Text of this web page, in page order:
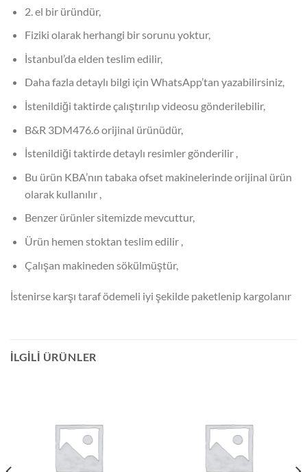
2. el bir üründür,
Fiziki olarak herhangi bir sorunu yoktur,
İstanbul’da elden teslim edilir,
Daha fazla detaylı bilgi için WhatsApp’tan yazabilirsiniz,
İstenildiği taktirde çalıştırılıp videosu gönderilebilir,
B&R 3DM476.6 orijinal ürünüdür,
İstenildiği taktirde detaylı resimler gönderilir ,
Bu ürün KBA’nın tabaka ofset makinelerinde orijinal ürün
olarak kullanılır ,
Benzer ürünler sitemizde mevcuttur,
Ürün hemen stoktan teslim edilir ,
Çalışan makineden sökülmüştür,
İstenirse karşı taraf ödemeli iyi şekilde paketlenip kargolanır
İLGILI ÜRÜNLER